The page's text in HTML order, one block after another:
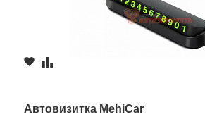
Автовизитка MehiCar